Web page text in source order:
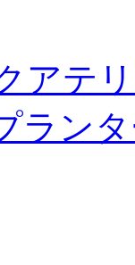
クアテ
ラン